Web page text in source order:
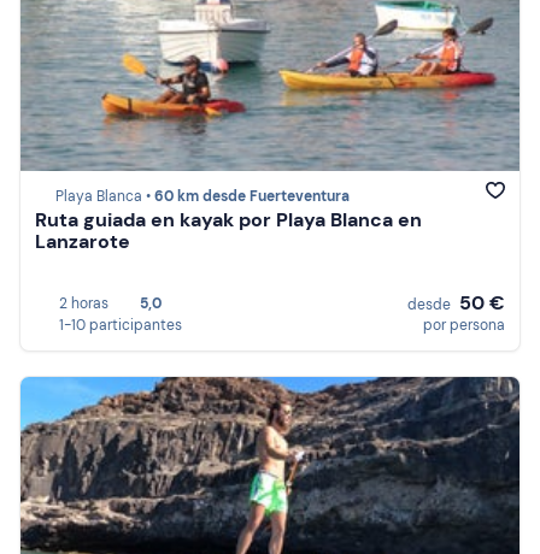
Playa Blanca •60 km desde Fuerteventura
Ruta guiada en kayak por Playa Blanca en
Lanzarote
2 horas
5,0
1-10 participantes
desde 50 €
por persona